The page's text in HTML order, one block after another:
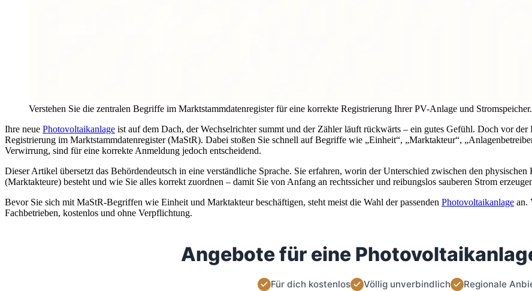
Verstehen Sie die zentralen Begriffe im Marktstammdatenregister für eine korrekte Registrierung Ihrer PV-Anlage und Stromspeicher.
Ihre neue Photovoltaikanlage ist auf dem Dach, der Wechselrichter summt und der Zähler läuft rückwärts – ein gutes Gefühl. Doch vor
Registrierung im Marktstammdatenregister (MaStR). Dabei stoßen Sie schnell auf Begriffe wie „Einheit“, „Marktakteur“,
Verwirrung, sind für eine korrekte Anmeldung jedoch entscheidend.
Dieser Artikel übersetzt das Behördendeutsch in eine verständliche Sprache. Sie erfahren, worin der Unterschied zwischen den
(Marktakteure) besteht und wie Sie alles korrekt zuordnen – damit Sie von Anfang an rechtssicher und reibungslos sauberen Strom
Bevor Sie sich mit MaStR-Begriffen wie Einheit und Marktakteur beschäftigen, steht meist die Wahl der passenden Photovoltaikanlage an.
Fachbetrieben, kostenlos und ohne Verpflichtung.
Angebote für eine
Für dich kostenlos Völlig unverbindlich Regionale